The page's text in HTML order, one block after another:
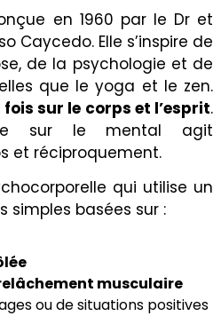
en 1960 par le Dr et
Caycedo. Elle s’inspire de
de la psychologie et de
que le yoga et le zen.
sur le corps et l’esprit.
sur le mental agit
et réciproquement.
qui utilise un
simples basées sur :
musculaire
ou de situations positives